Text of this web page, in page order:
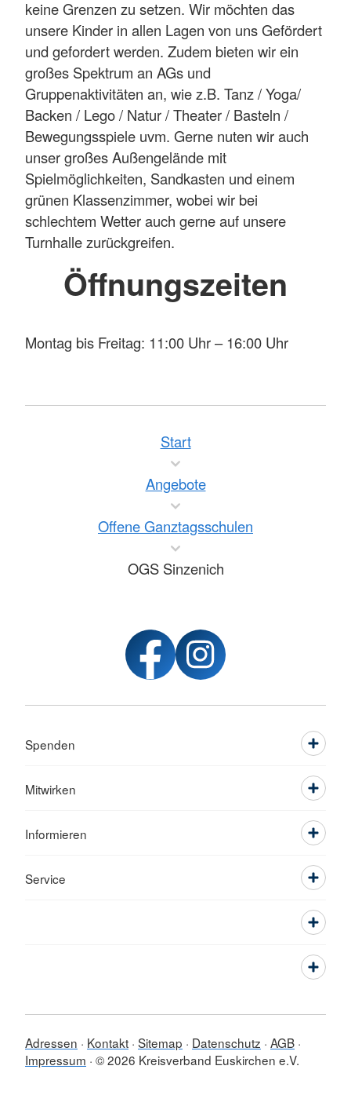
keine Grenzen zu setzen. Wir möchten das
unsere Kinder in allen Lagen von uns Gefördert
und gefordert werden. Zudem bieten wir ein
großes Spektrum an AGs und
Gruppenaktivitäten an, wie z.B. Tanz / Yoga/
Backen / Lego / Natur / Theater / Basteln /
Bewegungsspiele uvm. Gerne nuten wir auch
unser großes Außengelände mit
Spielmöglichkeiten, Sandkasten und einem
grünen Klassenzimmer, wobei wir bei
schlechtem Wetter auch gerne auf unsere
Turnhalle zurückgreifen.
Öffnungszeiten
Montag bis Freitag: 11:00 Uhr – 16:00 Uhr
Start
Angebote
Offene Ganztagsschulen
OGS Sinzenich
Spenden
Mitwirken
Informieren
Service
Adressen Kontakt Sitemap Datenschutz AGB
Impressum © 2026 Kreisverband Euskirchen e.V.